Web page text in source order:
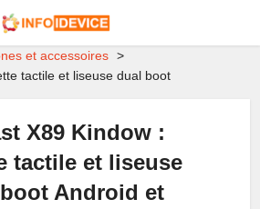
et accessoires
tactile et liseuse dual boot
X89 Kindow :
tactile et liseuse
Android et